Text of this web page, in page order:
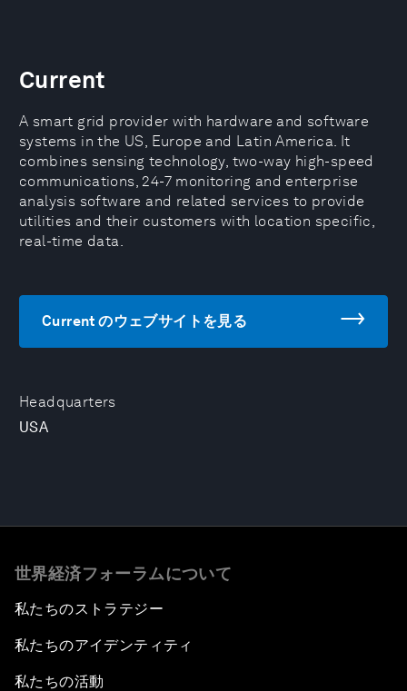
Headquarters
USA
Current
A smart grid provider with hardware and software
systems in the US, Europe and Latin America. It
combines sensing technology, two-way high-speed
communications, 24-7 monitoring and enterprise
analysis software and related services to provide
utilities and their customers with location specific,
real-time data.
Current のウェブサイトを見る
世界経済フォーラムについて
私たちのストラテジー
私たちのアイデンティティ
私たちの活動